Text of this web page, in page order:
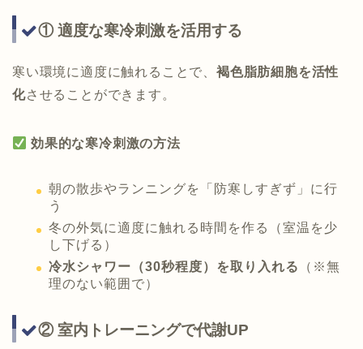
① 適度な寒冷刺激を活用する
寒い環境に適度に触れることで、 褐色脂肪細胞を活性
化させることができます。
効果的な寒冷刺激の方法
朝の散歩やランニングを「防寒しすぎず」に行
う
冬の外気に適度に触れる時間を作る（室温を少
し下げる）
冷水シャワー（30秒程度）を取り入れる
（※無
理のない範囲で）
② 室内トレーニングで代謝UP